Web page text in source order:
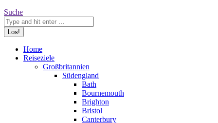
Search:
Suche
Home
Reiseziele
Großbritannien
Südengland
Bath
Bournemouth
Brighton
Bristol
Canterbury